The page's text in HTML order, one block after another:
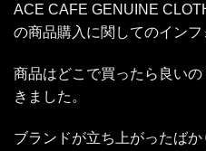
ACE CAFE GENUINE
の商品購入に関してのインフ
商品はどこで買ったら良い
きました。
ブランドが立ち上がったば